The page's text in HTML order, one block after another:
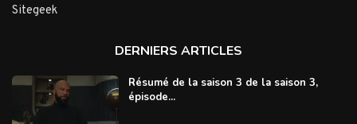
Sitegeek
DERNIERS ARTICLES
Résumé de la saison 3 de la saison 3,
épisode...